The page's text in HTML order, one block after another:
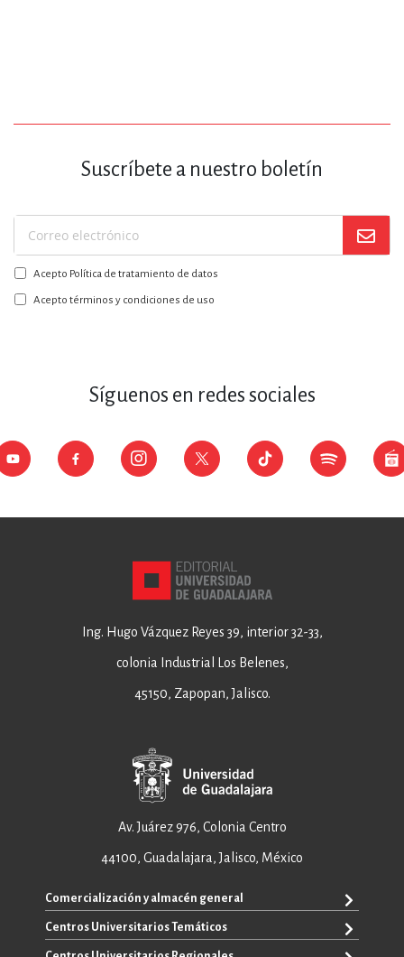
Suscríbete a nuestro boletín
Suscríbase
a
nuestro
boletín:
Acepto Política de tratamiento de datos
Acepto términos y condiciones de uso
Síguenos en redes sociales
Ing. Hugo Vázquez Reyes 39, interior 32-33,
colonia Industrial Los Belenes,
45150, Zapopan, Jalisco.
Av. Juárez 976, Colonia Centro
44100, Guadalajara, Jalisco, México
Comercialización y almacén general
+52 33 3640 6326
+52 33 3640 4595
Centros Universitarios Temáticos